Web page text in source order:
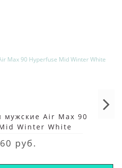
мужские Air Max 90
Winter White
руб.